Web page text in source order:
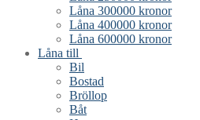
Låna 300000 kronor
Låna 400000 kronor
Låna 600000 kronor
Låna till
Bil
Bostad
Bröllop
Båt